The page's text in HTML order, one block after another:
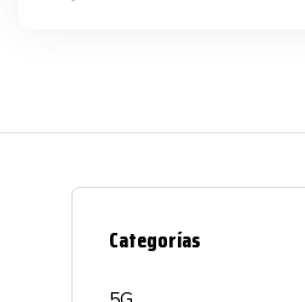
Categorías